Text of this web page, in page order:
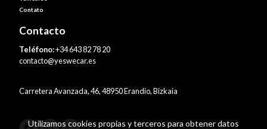
Contato
Contacto
Teléfono:+34 643 82 78 20
contacto@yeswecar.es
Carretera Avanzada, 46, 48950 Erandio, Bizkaia
Utilizamos cookies propias y terceros para obtener datos